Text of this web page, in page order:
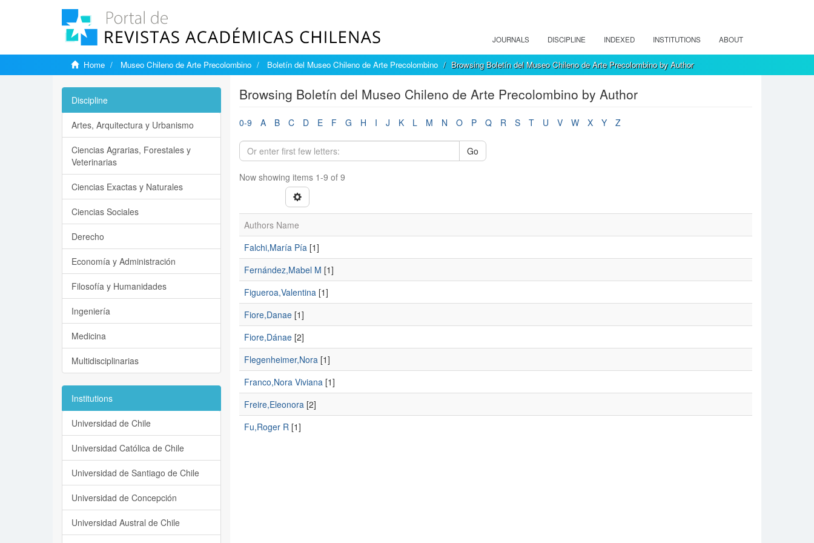
JOURNALS DISCIPLINE INDEXED INSTITUTIONS ABOUT
Home Museo Chileno de Arte Precolombino Boletín del Museo Chileno de Arte Precolombino Browsing Boletín del Museo Chileno de Arte Precolombino by Author
Browsing Boletín del Museo Chileno de Arte Precolombino by Author
0-9 A B C D E F G H I J K L M N O P Q R S T U V W X Y Z
Go
Now showing items 1-9 of 9
Authors Name
Falchi,María Pía[1]
Fernández,Mabel M [1]
Figueroa,Valentina[1]
Fiore,Danae[1]
Fiore,Dánae[2]
Flegenheimer,Nora[1]
Franco,Nora Viviana[1]
Freire,Eleonora[2]
Fu,Roger R[1]
Discipline
Artes, Arquitectura y Urbanismo
Ciencias Agrarias, Forestales y
Veterinarias
Ciencias Exactas y Naturales
Ciencias Sociales
Derecho
Economía y Administración
Filosofía y Humanidades
Ingeniería
Medicina
Multidisciplinarias
Institutions
Universidad de Chile
Universidad Católica de Chile
Universidad de Santiago de Chile
Universidad de Concepción
Universidad Austral de Chile